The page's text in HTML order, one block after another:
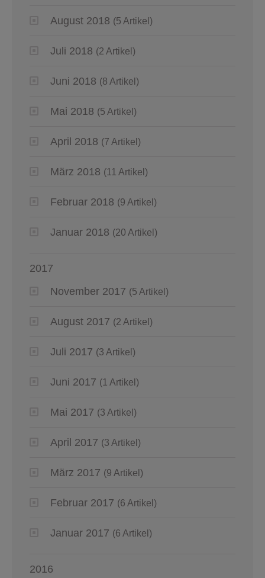
August 2018 (5 Artikel)
Juli 2018 (2 Artikel)
Juni 2018 (8 Artikel)
Mai 2018 (5 Artikel)
April 2018 (7 Artikel)
März 2018 (11 Artikel)
Februar 2018 (9 Artikel)
Januar 2018 (20 Artikel)
2017
November 2017 (5 Artikel)
August 2017 (2 Artikel)
Juli 2017 (3 Artikel)
Juni 2017 (1 Artikel)
Mai 2017 (3 Artikel)
April 2017 (3 Artikel)
März 2017 (9 Artikel)
Februar 2017 (6 Artikel)
Januar 2017 (6 Artikel)
2016